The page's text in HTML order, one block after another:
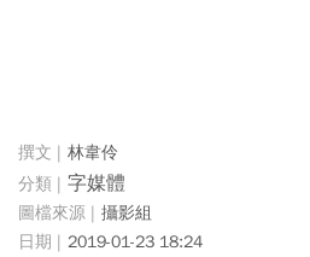
林韋伶
字媒體
攝影組
2019-01-23 18:24